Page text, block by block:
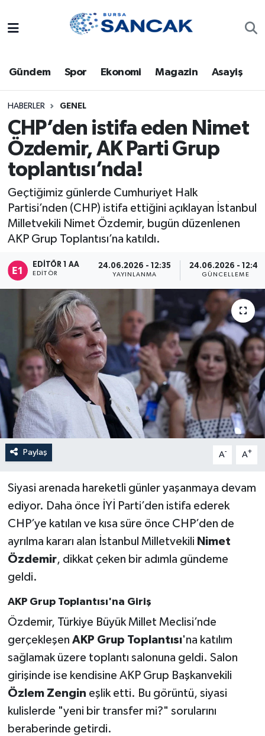
Gündem Spor Ekonomi Magazin Asayiş
HABERLER GENEL
CHP’den istifa eden Nimet
Özdemir, AK Parti Grup
toplantısı’nda!
Geçtiğimiz günlerde Cumhuriyet Halk
Partisi’nden (CHP) istifa ettiğini açıklayan İstanbul
Milletvekili Nimet Özdemir, bugün düzenlenen
AKP Grup Toplantısı’na katıldı.
EDITÖR 1 AA
EDITÖR
24.06.2026 - 12:35
YAYINLANMA
24.06.2026 - 12:41
GÜNCELLEME
Paylaş A- A+
Siyasi arenada hareketli günler yaşanmaya devam
ediyor. Daha önce İYİ Parti’den istifa ederek
CHP’ye katılan ve kısa süre önce CHP’den de
ayrılma kararı alan İstanbul Milletvekili Nimet
Özdemir, dikkat çeken bir adımla gündeme
geldi.
AKP Grup Toplantısı'na Giriş
Özdemir, Türkiye Büyük Millet Meclisi’nde
gerçekleşen AKP Grup Toplantısı'na katılım
sağlamak üzere toplantı salonuna geldi. Salon
girişinde ise kendisine AKP Grup Başkanvekili
Özlem Zengin eşlik etti. Bu görüntü, siyasi
kulislerde "yeni bir transfer mi?" sorularını
beraberinde getirdi.
Bursa
Dünya
Eğitim
Ekonomi
Genel
Gündem
Sağlık
Siyaset
Spor
Türkiye
Trafik Durumu
Süper Lig Puan Durumu ve Fikstür
Tüm Manşetler
Son Dakika Haberleri
Haber Arşivi